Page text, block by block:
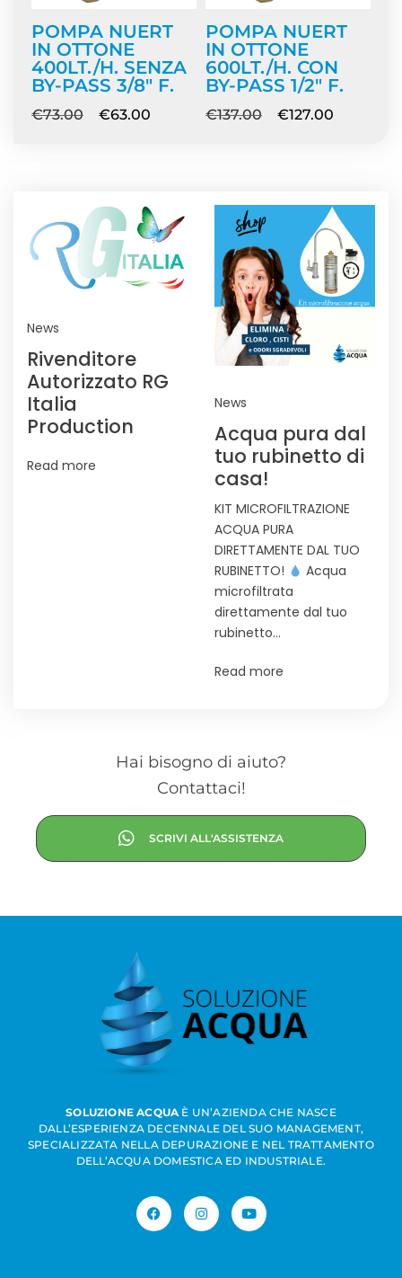
POMPA NUERT
IN OTTONE
400LT./H. SENZA
BY-PASS 3/8″ F.
€73.00 €63.00
POMPA NUERT
IN OTTONE
600LT./H. CON
BY-PASS 1/2″ F.
€137.00 €127.00
News
Rivenditore
Autorizzato RG
Italia
Production
Read more
News
Acqua pura dal
tuo rubinetto di
casa!
KIT MICROFILTRAZIONE
ACQUA PURA
DIRETTAMENTE DAL TUO
RUBINETTO!
Acqua
microfiltrata
direttamente dal tuo
rubinetto…
Read more
Hai bisogno di aiuto?
Contattaci!
SCRIVI ALL'ASSISTENZA
SOLUZIONE ACQUA È UN’AZIENDA CHE NASCE
DALL’ESPERIENZA DECENNALE DEL SUO MANAGEMENT,
SPECIALIZZATA NELLA DEPURAZIONE E NEL TRATTAMENTO
DELL’ACQUA DOMESTICA ED INDUSTRIALE.